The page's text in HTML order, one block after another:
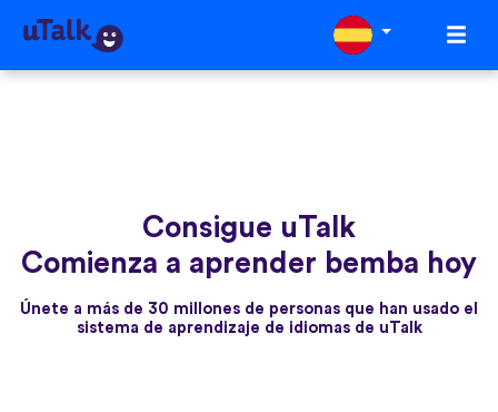
Consigue uTalk
Comienza a aprender bemba hoy
Únete a más de 30 millones de personas que han usado el
sistema de aprendizaje de idiomas de uTalk